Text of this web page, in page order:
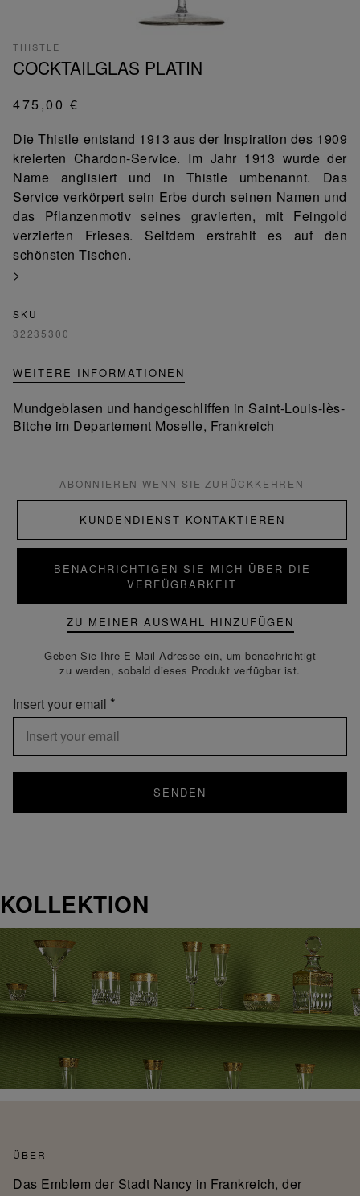
THISTLE
COCKTAILGLAS PLATIN
475,00 €
Die Thistle entstand 1913 aus der Inspiration des 1909
kreierten Chardon-Service. Im Jahr 1913 wurde der
Name anglisiert und in Thistle umbenannt. Das
Service verkörpert sein Erbe durch seinen Namen und
das Pflanzenmotiv seines gravierten, mit Feingold
verzierten Frieses. Seitdem erstrahlt es auf den
schönsten Tischen.
>
SKU
32235300
WEITERE INFORMATIONEN
Mundgeblasen und handgeschliffen in Saint-Louis-lès-
Bitche im Departement Moselle, Frankreich
ABONNIEREN WENN SIE ZURÜCKKEHREN
KUNDENDIENST KONTAKTIEREN
BENACHRICHTIGEN SIE MICH ÜBER DIE
VERFÜGBARKEIT
ZU MEINER AUSWAHL HINZUFÜGEN
Geben Sie Ihre E-Mail-Adresse ein, um benachrichtigt
zu werden, sobald dieses Produkt verfügbar ist.
Insert your email
SENDEN
KOLLEKTION
ÜBER
Das Emblem der Stadt Nancy in Frankreich, der